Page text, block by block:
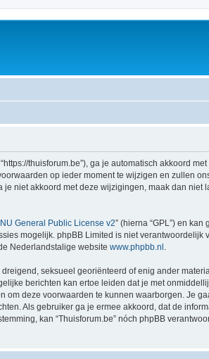
thuisforum.be”), ga je automatisch akkoord
op ieder moment te wijzigen en zullen
niet akkoord met deze wijzigingen, maak dan niet
General Public License v2” (hierna “GPL”) en
mogelijk. phpBB Limited is niet
Nederlandstalige website www.phpbb.nl
seksueel georiënteerd of enig ander
berichten kan ertoe leiden dat je met
deze voorwaarden te kunnen waarborgen. Je
Als gebruiker ga je ermee akkoord, dat de
kan “Thuisforum.be” nóch phpBB